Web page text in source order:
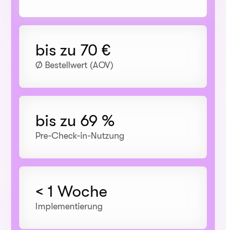
bis zu 70 €
Ø Bestellwert (AOV)
bis zu 69 %
Pre-Check-in-Nutzung
< 1 Woche
Implementierung